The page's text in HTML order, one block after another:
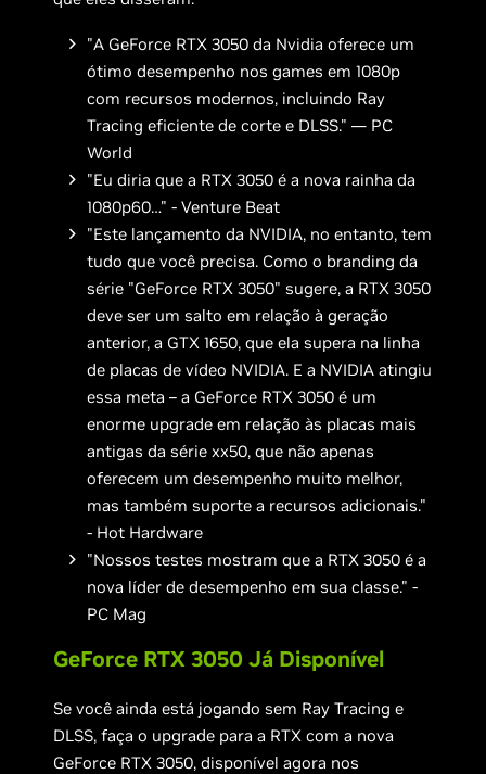
"A GeForce RTX 3050 da Nvidia oferece um
ótimo desempenho nos games em 1080p
com recursos modernos, incluindo Ray
Tracing eficiente de corte e DLSS." — PC
World
"Eu diria que a RTX 3050 é a nova rainha da
1080p60…" - Venture Beat
"Este lançamento da NVIDIA, no entanto, tem
tudo que você precisa. Como o branding da
série "GeForce RTX 3050" sugere, a RTX 3050
deve ser um salto em relação à geração
anterior, a GTX 1650, que ela supera na linha
de placas de vídeo NVIDIA. E a NVIDIA atingiu
essa meta – a GeForce RTX 3050 é um
enorme upgrade em relação às placas mais
antigas da série xx50, que não apenas
oferecem um desempenho muito melhor,
mas também suporte a recursos adicionais."
- Hot Hardware
"Nossos testes mostram que a RTX 3050 é a
nova líder de desempenho em sua classe." -
PC Mag
GeForce RTX 3050 Já Disponível
Se você ainda está jogando sem Ray Tracing e
DLSS, faça o upgrade para a RTX com a nova
GeForce RTX 3050, disponível agora nos